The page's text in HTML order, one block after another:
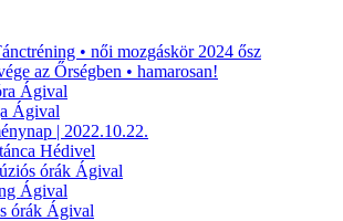
• női mozgáskör 2024 ősz
az Őrségben • hamarosan!
Ágival
Ágival
| 2022.10.22.
Hédivel
órák Ágival
Ágival
órák Ágival